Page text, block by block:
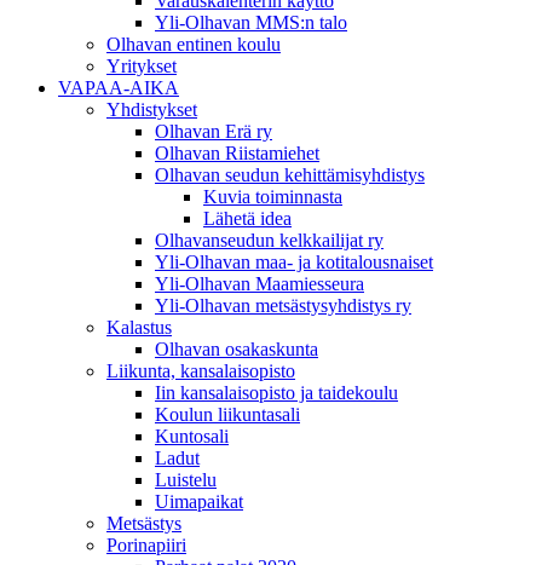
Yli-Olhavan MMS:n talo
Olhavan entinen koulu
Yritykset
VAPAA-AIKA
Yhdistykset
Olhavan Erä ry
Olhavan Riistamiehet
Olhavan seudun kehittämisyhdistys
Kuvia toiminnasta
Lähetä idea
Olhavanseudun kelkkailijat ry
Yli-Olhavan maa- ja kotitalousnaiset
Yli-Olhavan Maamiesseura
Yli-Olhavan metsästysyhdistys ry
Kalastus
Olhavan osakaskunta
Liikunta, kansalaisopisto
Iin kansalaisopisto ja taidekoulu
Koulun liikuntasali
Kuntosali
Ladut
Luistelu
Uimapaikat
Metsästys
Porinapiiri